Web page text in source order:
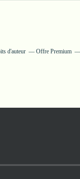
d'auteur Offre Premium